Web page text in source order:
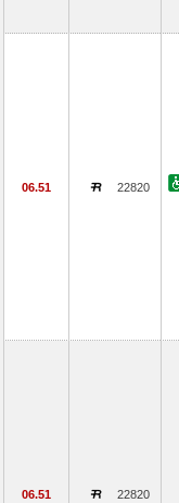
06.51 22820
06.51 22820